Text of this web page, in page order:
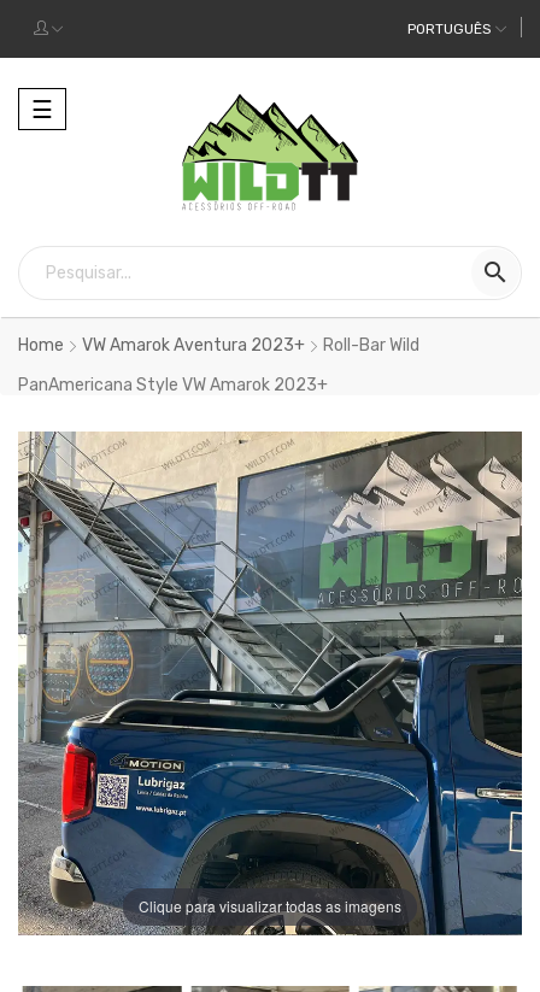
PORTUGUÊS
Alternar
a
☰

Home VW Amarok Aventura 2023+
Roll-Bar Wild
PanAmericana Style VW Amarok 2023+
Clique para visualizar todas as imagens